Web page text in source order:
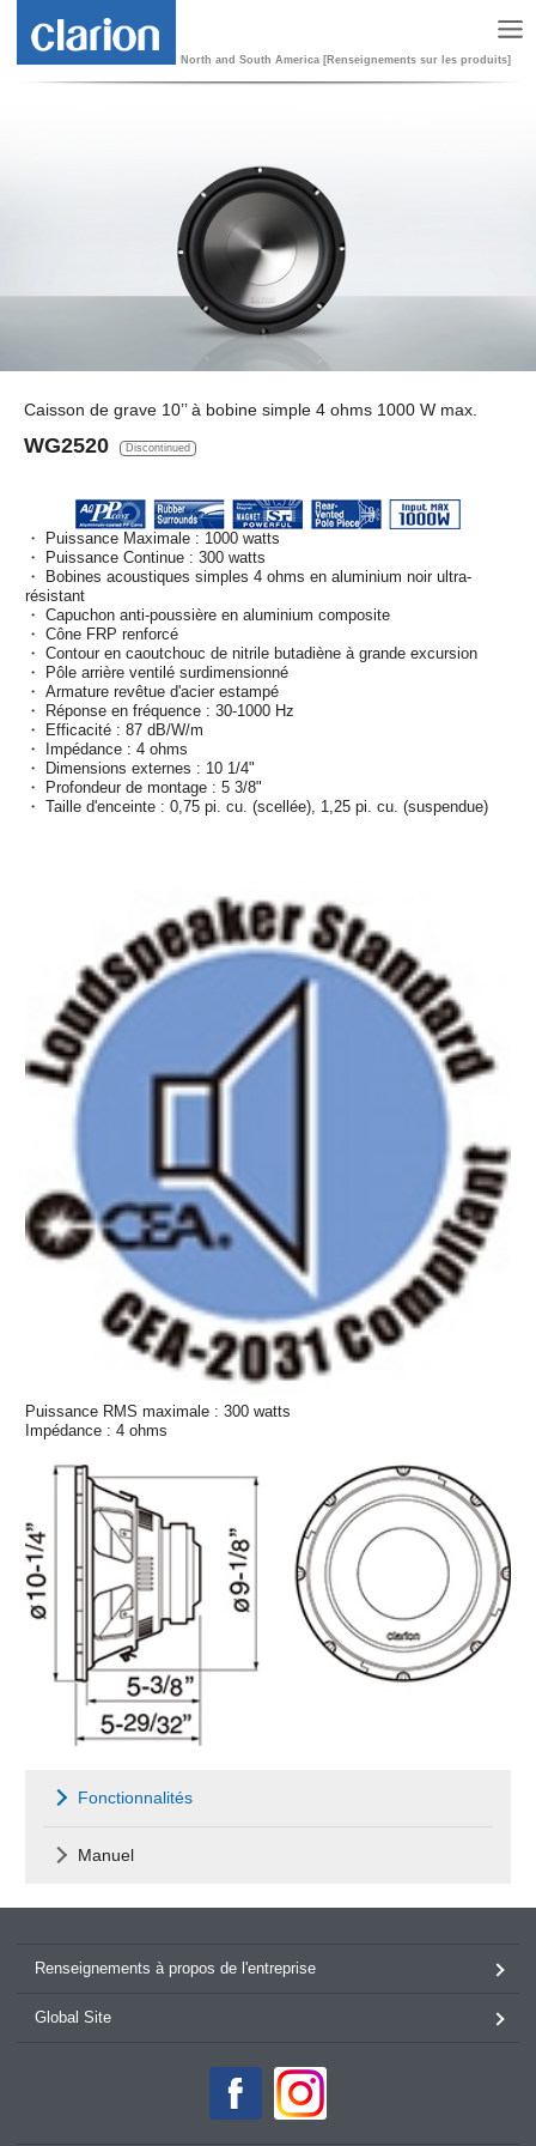
North and South America [Renseignements sur les produits]
Caisson de grave 10’’ à bobine simple 4 ohms 1000 W max.
WG2520 Discontinued
・ Puissance Maximale : 1000 watts
・ Puissance Continue : 300 watts
・ Bobines acoustiques simples 4 ohms en aluminium noir ultra-
résistant
・ Capuchon anti-poussière en aluminium composite
・ Cône FRP renforcé
・ Contour en caoutchouc de nitrile butadiène à grande excursion
・ Pôle arrière ventilé surdimensionné
・ Armature revêtue d'acier estampé
・ Réponse en fréquence : 30-1000 Hz
・ Efficacité : 87 dB/W/m
・ Impédance : 4 ohms
・ Dimensions externes : 10 1/4"
・ Profondeur de montage : 5 3/8"
・ Taille d'enceinte : 0,75 pi. cu. (scellée), 1,25 pi. cu. (suspendue)
Puissance RMS maximale : 300 watts
Impédance : 4 ohms
Fonctionnalités
Manuel
Renseignements à propos de l'entreprise
Global Site